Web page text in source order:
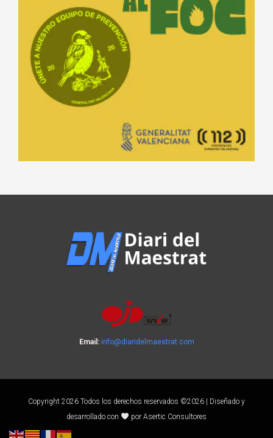
Email: info@diaridelmaestrat.com
Copyright 2026 Todos los derechos reservados ©2026 | Diseñado y
desarrollado con
por Asertic Consultores